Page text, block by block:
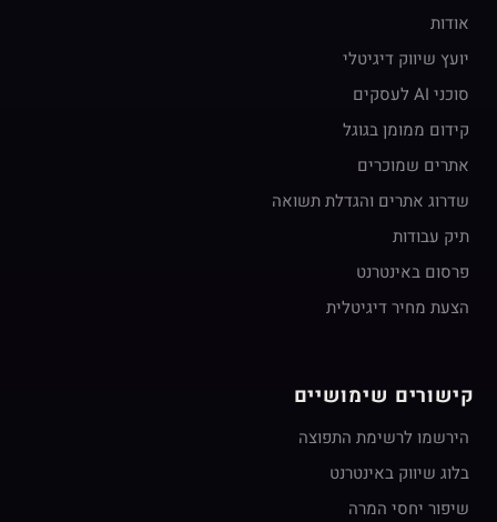
אודות
יועץ שיווק דיגיטלי
סוכני AI לעסקים
קידום ממומן בגוגל
אתרים שמוכרים
שדרוג אתרים והגדלת תשואה
תיק עבודות
פרסום באינטרנט
הצעת מחיר דיגיטלית
קישורים שימושיים
הירשמו לרשימת התפוצה
בלוג שיווק באינטרנט
שיפור יחסי המרה